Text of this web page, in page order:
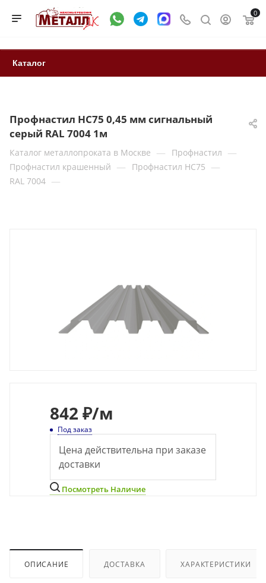
0
Каталог
Профнастил НС75 0,45 мм сигнальный
серый RAL 7004 1м
Каталог металлопроката в Москве — Профнастил —
Профнастил крашенный — Профнастил НС75 —
RAL 7004 —
842 ₽/м
Под заказ
Цена действительна при заказе
доставки
Посмотреть Наличие
ОПИСАНИЕ ДОСТАВКА ХАРАКТЕРИСТИКИ